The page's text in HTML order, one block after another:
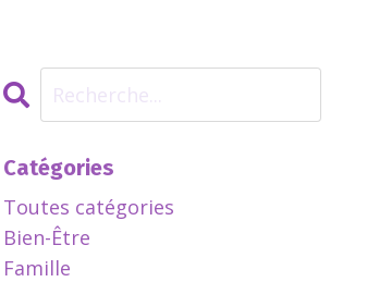
Catégories
Toutes catégories
Bien-Être
Famille